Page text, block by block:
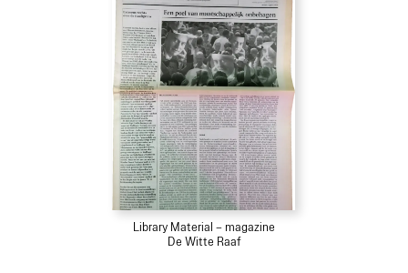
Library Material – magazine
De Witte Raaf